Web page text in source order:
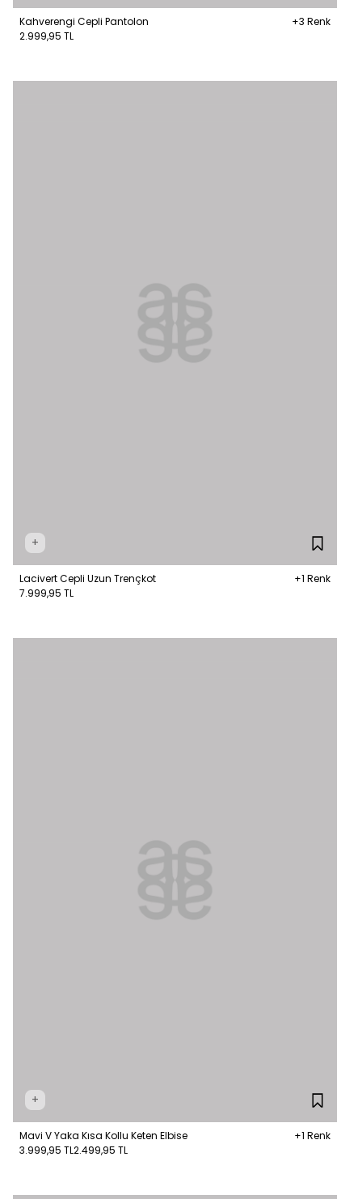
Kahverengi Cepli Pantolon
+3 Renk
2.999,95 TL
+
Lacivert Cepli Uzun Trençkot
+1 Renk
7.999,95 TL
+
Mavi V Yaka Kısa Kollu Keten Elbise
+1 Renk
3.999,95 TL2.499,95 TL